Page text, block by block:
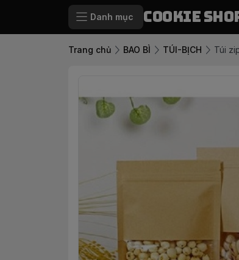
Danh mục Cookie
Trang chủ BAO BÌ TÚI-BỊCH Túi